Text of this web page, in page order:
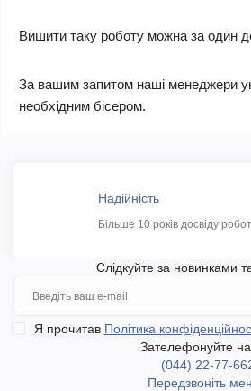
Вишити таку роботу можна за один
За вашим запитом наші менеджери
необхідним бісером.
Надійність
Більше 10 років досвіду
Слідкуйте за новинками
Я прочитав Політика
Зателефонуйте
(044) 22-77-
Передзвоніть